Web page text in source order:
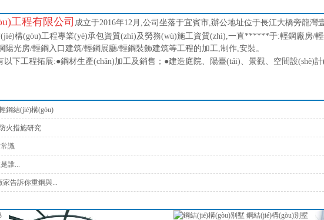
工程有限公司 成立于2016年12月,公司坐落于宜賓市,辦公地址位于長江大橋旁龍灣
構(gòu)工程專業(yè)承包資質(zhì)及勞務(wù)施工資質(zhì),一直******于:輕鋼廠房/
陽光房/輕鋼入口建筑/輕鋼展廳/輕鋼裝飾建筑等工程的加工,制作,安裝。
下工程拓展:●鋼材生產(chǎn)加工及銷售； ●建造庭院、陽臺(tái)、景觀、空間設(shè)
鋼結(jié)構(gòu)
火措施研究
識
誰...
家告訴你重鋼與...
鋼結(jié)構(gòu)別墅